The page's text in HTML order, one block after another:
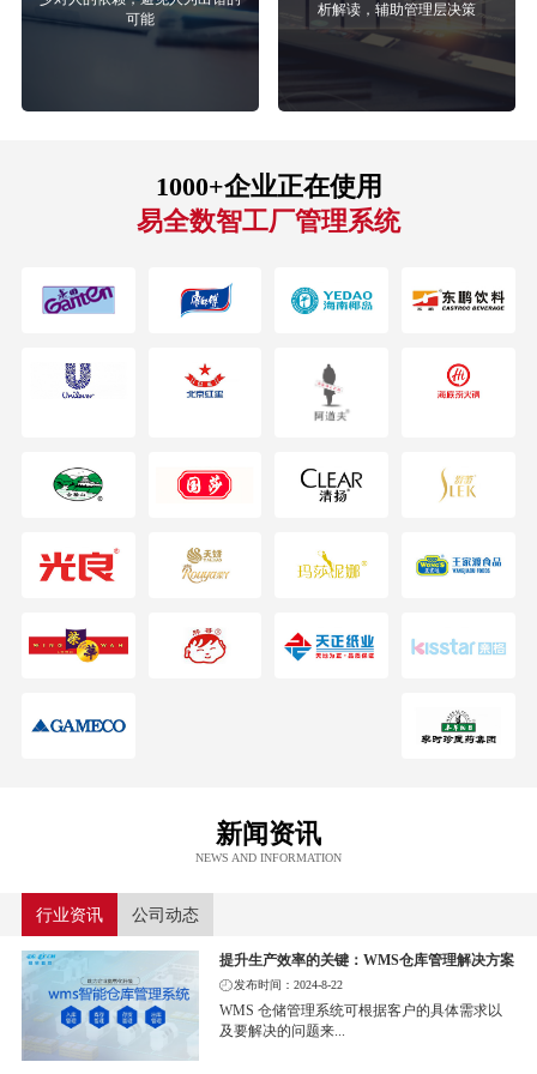
可能
析解读，辅助管理层决策
1000+企业正在使用
易全数智工厂管理系统
新闻资讯
NEWS AND INFORMATION
行业资讯 公司动态
提升生产效率的关键：WMS仓库管理解决方案
发布时间：2024-8-22
WMS 仓储管理系统可根据客户的具体需求以
及要解决的问题来...